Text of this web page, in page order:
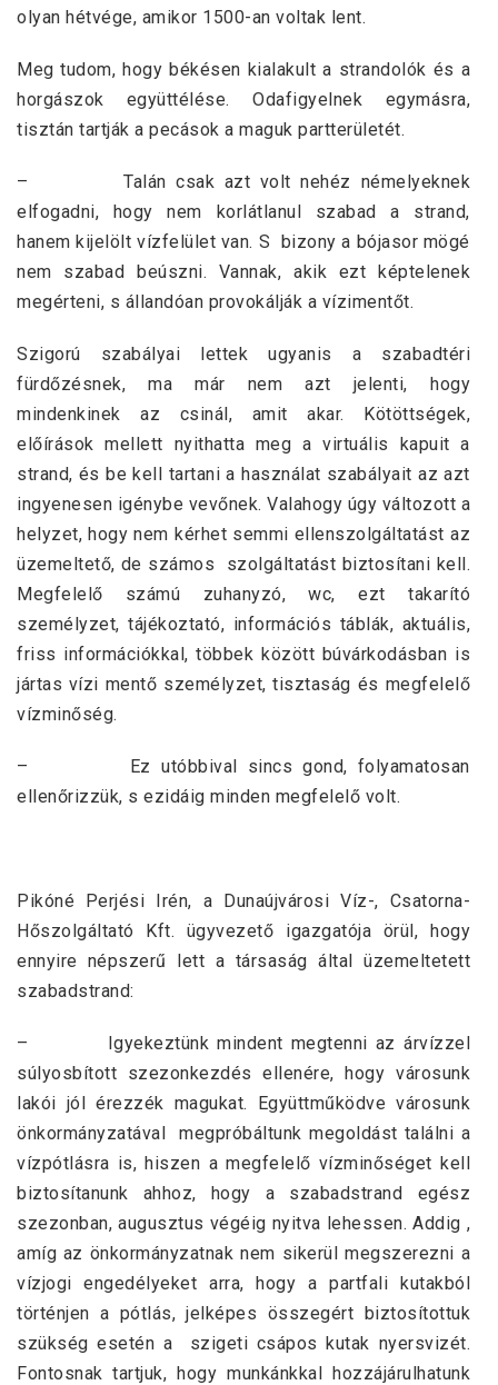
olyan hétvége, amikor 1500-an voltak lent.
Meg tudom, hogy békésen kialakult a strandolók és a
horgászok együttélése. Odafigyelnek egymásra,
tisztán tartják a pecások a maguk partterületét.
– Talán csak azt volt nehéz némelyeknek
elfogadni, hogy nem korlátlanul szabad a strand,
hanem kijelölt vízfelület van. S bizony a bójasor mögé
nem szabad beúszni. Vannak, akik ezt képtelenek
megérteni, s állandóan provokálják a vízimentőt.
Szigorú szabályai lettek ugyanis a szabadtéri
fürdőzésnek, ma már nem azt jelenti, hogy
mindenkinek az csinál, amit akar. Kötöttségek,
előírások mellett nyithatta meg a virtuális kapuit a
strand, és be kell tartani a használat szabályait az azt
ingyenesen igénybe vevőnek. Valahogy úgy változott a
helyzet, hogy nem kérhet semmi ellenszolgáltatást az
üzemeltető, de számos szolgáltatást biztosítani kell.
Megfelelő számú zuhanyzó, wc, ezt takarító
személyzet, tájékoztató, információs táblák, aktuális,
friss információkkal, többek között búvárkodásban is
jártas vízi mentő személyzet, tisztaság és megfelelő
vízminőség.
– Ez utóbbival sincs gond, folyamatosan
ellenőrizzük, s ezidáig minden megfelelő volt.
Pikóné Perjési Irén, a Dunaújvárosi Víz-, Csatorna-
Hőszolgáltató Kft. ügyvezető igazgatója örül, hogy
ennyire népszerű lett a társaság által üzemeltetett
szabadstrand:
– Igyekeztünk mindent megtenni az árvízzel
súlyosbított szezonkezdés ellenére, hogy városunk
lakói jól érezzék magukat. Együttműködve városunk
önkormányzatával megpróbáltunk megoldást találni a
vízpótlásra is, hiszen a megfelelő vízminőséget kell
biztosítanunk ahhoz, hogy a szabadstrand egész
szezonban, augusztus végéig nyitva lehessen. Addig ,
amíg az önkormányzatnak nem sikerül megszerezni a
vízjogi engedélyeket arra, hogy a partfali kutakból
történjen a pótlás, jelképes összegért biztosítottuk
szükség esetén a szigeti csápos kutak nyersvizét.
Fontosnak tartjuk, hogy munkánkkal hozzájárulhatunk